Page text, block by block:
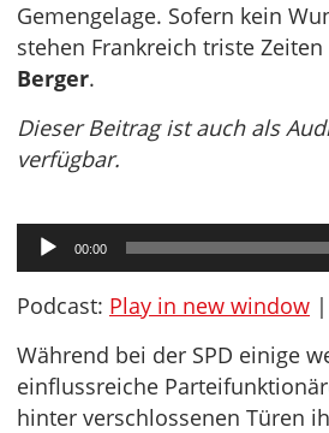
Gemengelage. Sofern kein
stehen Frankreich triste
Berger.
Dieser Beitrag ist auch als
verfügbar.
Audio-
Player
00:00
Podcast: Play in new window |
Während bei der SPD einige
einflussreiche
hinter verschlossenen Türen